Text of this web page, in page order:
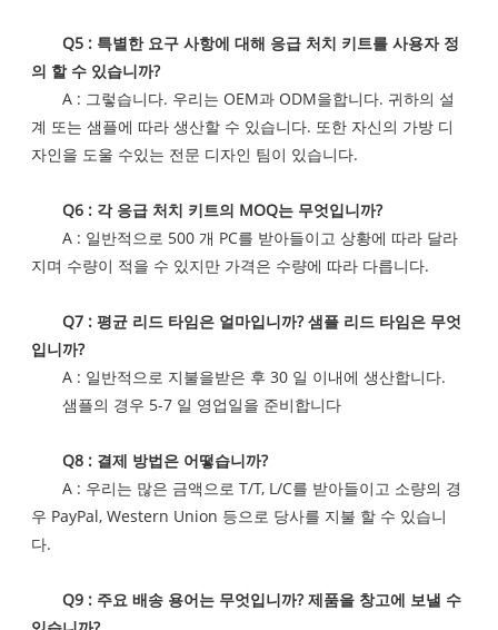
Q5 : 특별한 요구 사항에 대해 응급 처치 키트를 사용자 정
의 할 수 있습니까?
A : 그렇습니다. 우리는 OEM과 ODM을합니다. 귀하의 설
계 또는 샘플에 따라 생산할 수 있습니다. 또한 자신의 가방 디
자인을 도울 수있는 전문 디자인 팀이 있습니다.
Q6 : 각 응급 처치 키트의 MOQ는 무엇입니까?
A : 일반적으로 500 개 PC를 받아들이고 상황에 따라 달라
지며 수량이 적을 수 있지만 가격은 수량에 따라 다릅니다.
Q7 : 평균 리드 타임은 얼마입니까? 샘플 리드 타임은 무엇
입니까?
A : 일반적으로 지불을받은 후 30 일 이내에 생산합니다.
샘플의 경우 5-7 일 영업일을 준비합니다
Q8 : 결제 방법은 어떻습니까?
A : 우리는 많은 금액으로 T/T, L/C를 받아들이고 소량의 경
우 PayPal, Western Union 등으로 당사를 지불 할 수 있습니
다.
Q9 : 주요 배송 용어는 무엇입니까? 제품을 창고에 보낼 수